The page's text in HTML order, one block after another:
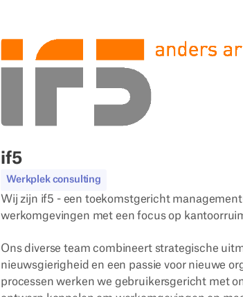
if5
Werkplek consulting
Wij zijn if5 - een toekomstgericht
werkomgevingen met een focus op
Ons diverse team combineert strategische
nieuwsgierigheid en een passie voor nieuwe
processen werken we gebruikersgericht met